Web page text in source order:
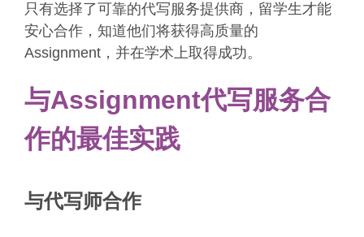
只有选择了可靠的代写服务提供商，留学生才能
安心合作，知道他们将获得高质量的
Assignment，并在学术上取得成功。
与Assignment代写服务合
作的最佳实践
与代写师合作